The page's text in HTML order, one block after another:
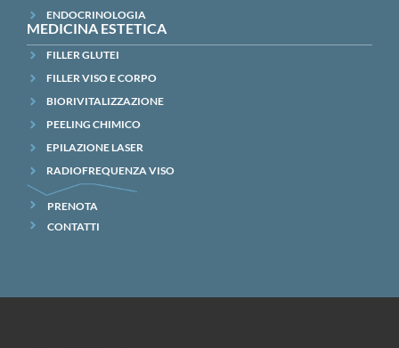
ENDOCRINOLOGIA
MEDICINA ESTETICA
FILLER GLUTEI
FILLER VISO E CORPO
BIORIVITALIZZAZIONE
PEELING CHIMICO
EPILAZIONE LASER
RADIOFREQUENZA VISO
PRENOTA
CONTATTI